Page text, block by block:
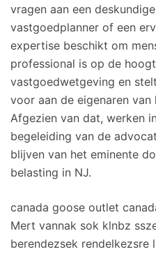
vragen aan een
vastgoedplanner of een
expertise beschikt om
professional is op de
vastgoedwetgeving en
voor aan de eigenaren
Afgezien van dat, werken
begeleiding van de
blijven van het eminente
belasting in NJ.
canada goose outlet
Mert vannak sok klnbz
berendezsek